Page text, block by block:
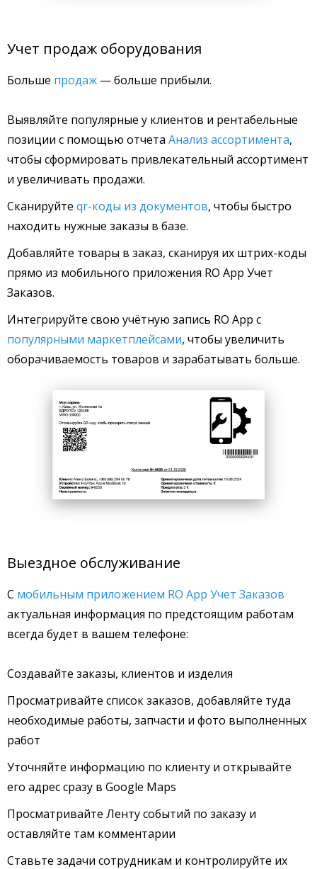
Учет продаж оборудования
Больше продаж — больше прибыли.
Выявляйте популярные у клиентов и рентабельные
позиции с помощью отчета Анализ ассортимента,
чтобы сформировать привлекательный ассортимент
и увеличивать продажи.
Сканируйте qr-коды из документов, чтобы быстро
находить нужные заказы в базе.
Добавляйте товары в заказ, сканируя их штрих-коды
прямо из мобильного приложения RO App Учет
Заказов.
Интегрируйте свою учётную запись RO App с
популярными маркетплейсами, чтобы увеличить
оборачиваемость товаров и зарабатывать больше.
Выездное обслуживание
С мобильным приложением RO App Учет Заказов
актуальная информация по предстоящим работам
всегда будет в вашем телефоне:
Создавайте заказы, клиентов и изделия
Просматривайте список заказов, добавляйте туда
необходимые работы, запчасти и фото выполненных
работ
Уточняйте информацию по клиенту и открывайте
его адрес сразу в Google Maps
Просматривайте Ленту событий по заказу и
оставляйте там комментарии
Ставьте задачи сотрудникам и контролируйте их